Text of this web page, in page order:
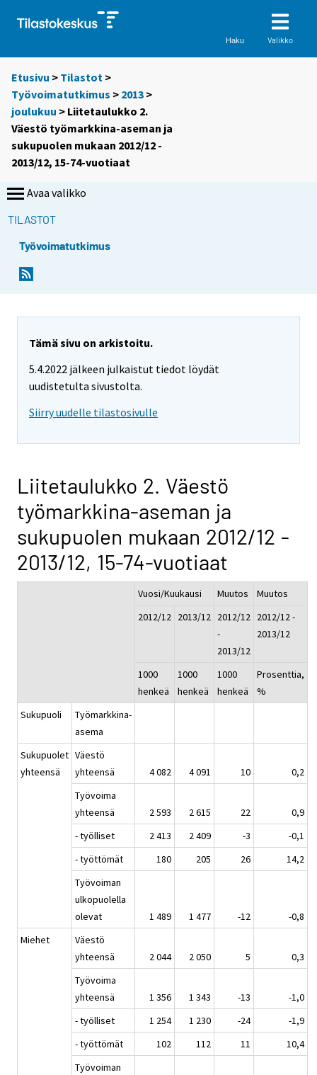
Haku Valikko
Etusivu > Tilastot >
Työvoimatutkimus > 2013 >
joulukuu > Liitetaulukko 2.
Väestö työmarkkina-aseman ja
sukupuolen mukaan 2012/12 -
2013/12, 15-74-vuotiaat
Avaa valikko
TILASTOT
Työvoimatutkimus
Tämä sivu on arkistoitu.
5.4.2022 jälkeen julkaistut tiedot löydät
uudistetulta sivustolta.
Siirry uudelle tilastosivulle
Liitetaulukko 2. Väestö
työmarkkina-aseman ja
sukupuolen mukaan 2012/12 -
2013/12, 15-74-vuotiaat
Vuosi/Kuukausi Muutos
Muutos
2012/12 2013/12 2012/12
-
2013/12
2012/12 -
2013/12
1000
henkeä
1000
henkeä
1000
henkeä
Prosenttia,
%
Sukupuoli
Työmarkkina-
asema
Sukupuolet
yhteensä
Väestö
yhteensä
4 082 4 091 10
0,2
Työvoima
yhteensä
2 593 2 615 22
0,9
- työlliset
2 413 2 409 -3
-0,1
- työttömät
180 205 26
14,2
Työvoiman
ulkopuolella
olevat
1 489 1 477 -12
-0,8
Miehet
Väestö
yhteensä
2 044 2 050 5
0,3
Työvoima
yhteensä
1 356 1 343 -13
-1,0
- työlliset
1 254 1 230 -24
-1,9
- työttömät
102 112 11
10,4
Työvoiman